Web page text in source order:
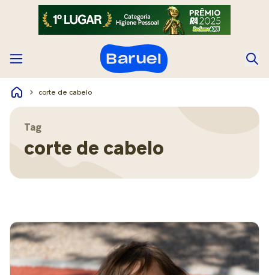
corte de cabelo
Tag
corte de cabelo